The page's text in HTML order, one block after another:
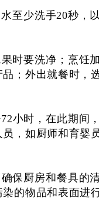
至少洗手20秒，
时要洗净；烹饪
；外出就餐时，
小时，在此期间
，如厨师和育婴
保厨房和餐具的
的物品和表面进